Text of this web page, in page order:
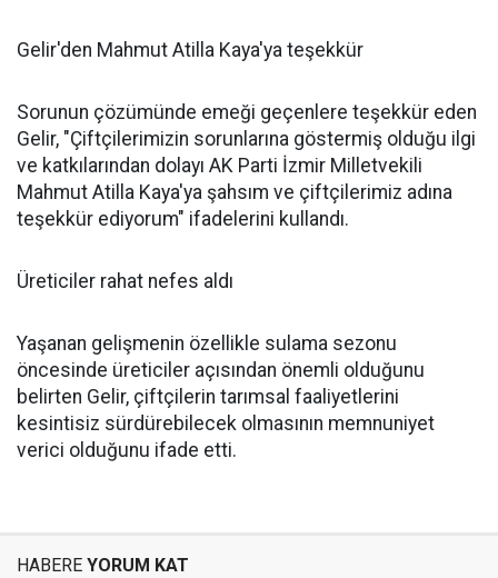
Gelir'den Mahmut Atilla Kaya'ya teşekkür
Sorunun çözümünde emeği geçenlere teşekkür eden
Gelir, "Çiftçilerimizin sorunlarına göstermiş olduğu ilgi
ve katkılarından dolayı AK Parti İzmir Milletvekili
Mahmut Atilla Kaya'ya şahsım ve çiftçilerimiz adına
teşekkür ediyorum" ifadelerini kullandı.
Üreticiler rahat nefes aldı
Yaşanan gelişmenin özellikle sulama sezonu
öncesinde üreticiler açısından önemli olduğunu
belirten Gelir, çiftçilerin tarımsal faaliyetlerini
kesintisiz sürdürebilecek olmasının memnuniyet
verici olduğunu ifade etti.
HABERE YORUM KAT